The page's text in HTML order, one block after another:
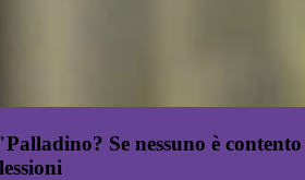
Se nessuno è contento